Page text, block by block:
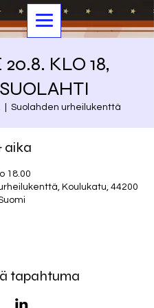
20.8. KLO 18,
SUOLAHTI
Suolahden urheilukenttä
aika
18.00
Koulukatu, 44200
tapahtuma